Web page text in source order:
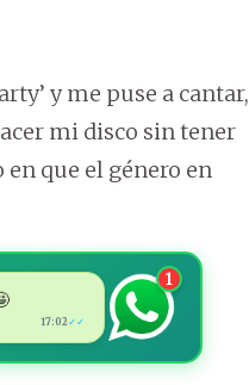
y me puse a cantar,
mi disco sin tener
que el género en
17:02✓✓
1